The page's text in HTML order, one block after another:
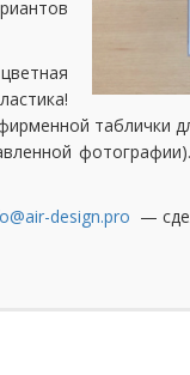
таблички
design.pro —